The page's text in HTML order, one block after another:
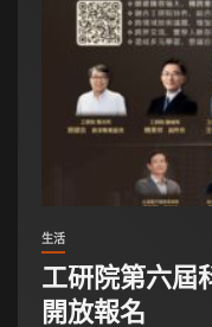
生活
工研院第六屆
開放報名